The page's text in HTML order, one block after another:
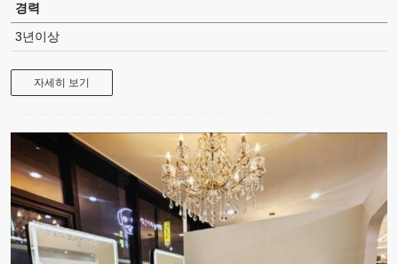
경력
3년이상
자세히 보기